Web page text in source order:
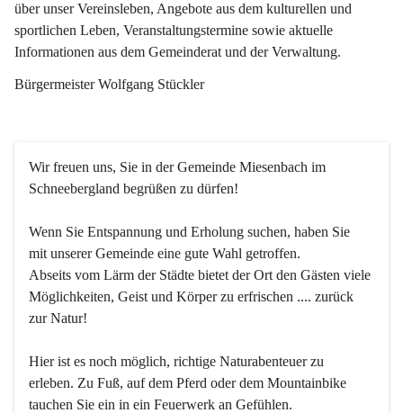
über unser Vereinsleben, Angebote aus dem kulturellen und
sportlichen Leben, Veranstaltungstermine sowie aktuelle
Informationen aus dem Gemeinderat und der Verwaltung.
Bürgermeister Wolfgang Stückler
Wir freuen uns, Sie in der Gemeinde Miesenbach im
Schneebergland begrüßen zu dürfen!
Wenn Sie Entspannung und Erholung suchen, haben Sie
mit unserer Gemeinde eine gute Wahl getroffen.
Abseits vom Lärm der Städte bietet der Ort den Gästen viele
Möglichkeiten, Geist und Körper zu erfrischen .... zurück
zur Natur!
Hier ist es noch möglich, richtige Naturabenteuer zu
erleben. Zu Fuß, auf dem Pferd oder dem Mountainbike
tauchen Sie ein in ein Feuerwerk an Gefühlen.